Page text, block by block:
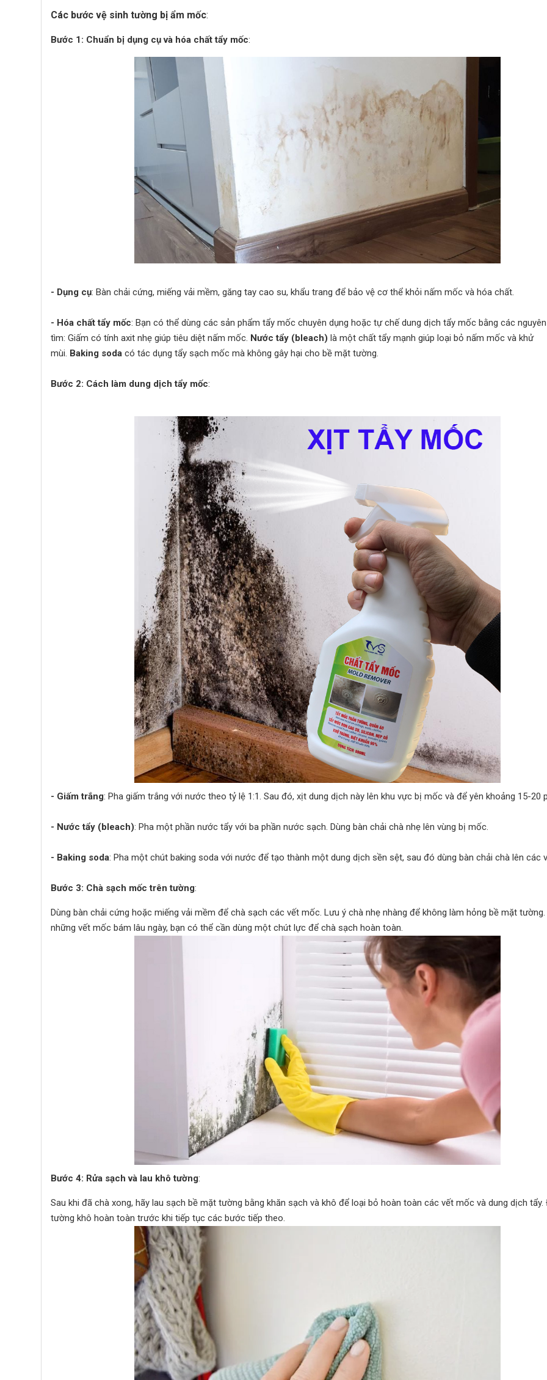
Các bước vệ sinh tường bị ẩm mốc:
Bước 1: Chuẩn bị dụng cụ và hóa chất tẩy mốc:
- Dụng cụ: Bàn chải cứng, miếng vải mềm, găng tay cao su, khẩu trang để bảo vệ cơ thể khỏi nấm mốc và hóa chất.
- Hóa chất tẩy mốc: Bạn có thể dùng các sản phẩm tẩy mốc chuyên dụng hoặc tự chế dung dịch tẩy mốc bằng các
tìm: Giấm có tính axit nhẹ giúp tiêu diệt nấm mốc. Nước tẩy (bleach) là một chất tẩy mạnh giúp loại bỏ nấm mốc và khử
mùi. Baking soda có tác dụng tẩy sạch mốc mà không gây hại cho bề mặt tường.
Bước 2: Cách làm dung dịch tẩy mốc:
- Giấm trắng: Pha giấm trắng với nước theo tỷ lệ 1:1. Sau đó, xịt dung dịch này lên khu vực bị mốc và để yên khoảng 15-20
- Nước tẩy (bleach): Pha một phần nước tẩy với ba phần nước sạch. Dùng bàn chải chà nhẹ lên vùng bị mốc.
- Baking soda: Pha một chút baking soda với nước để tạo thành một dung dịch sền sệt, sau đó dùng bàn chải chà lên các
Bước 3: Chà sạch mốc trên tường:
Dùng bàn chải cứng hoặc miếng vải mềm để chà sạch các vết mốc. Lưu ý chà nhẹ nhàng để không làm hỏng bề mặt
những vết mốc bám lâu ngày, bạn có thể cần dùng một chút lực để chà sạch hoàn toàn.
Bước 4: Rửa sạch và lau khô tường:
Sau khi đã chà xong, hãy lau sạch bề mặt tường bằng khăn sạch và khô để loại bỏ hoàn toàn các vết mốc và dung dịch
tường khô hoàn toàn trước khi tiếp tục các bước tiếp theo.